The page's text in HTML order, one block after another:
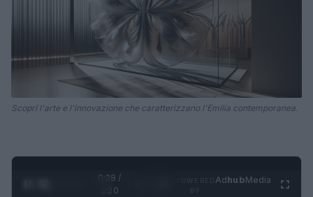
Scopri l'arte e l'innovazione che caratterizzano l'Emilia contemporanea.
0:28 /
1:20
AdhubMedia